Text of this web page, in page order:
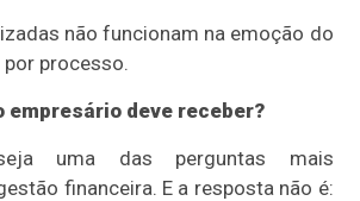
não funcionam na emoção do
processo.
empresário deve receber?
uma das perguntas mais
financeira. E a resposta não é: